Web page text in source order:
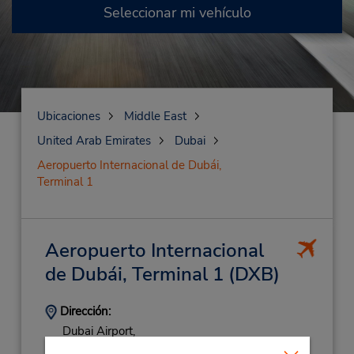
Seleccionar mi vehículo
Ubicaciones
Middle East
United Arab Emirates
Dubai
Aeropuerto Internacional de Dubái,
Terminal 1
Aeropuerto Internacional
de Dubái, Terminal 1 (DXB)
Dirección:
Dubai Airport,